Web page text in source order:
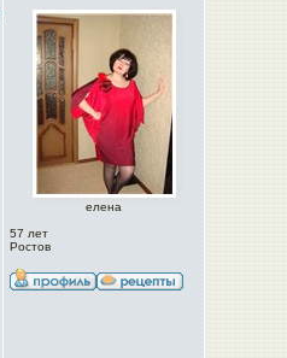
елена
57 лет
Ростов